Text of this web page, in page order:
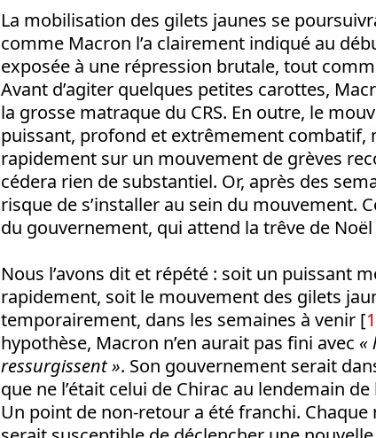
La mobilisation des gilets jaunes se
comme Macron l’a clairement indiqué au
exposée à une répression brutale, tout
Avant d’agiter quelques petites carottes,
la grosse matraque du CRS. En outre, le
puissant, profond et extrêmement combatif,
rapidement sur un mouvement de grèves
cédera rien de substantiel. Or, après des
risque de s’installer au sein du mouvement.
du gouvernement, qui attend la trêve de
Nous l’avons dit et répété : soit un puissant
rapidement, soit le mouvement des gilets
temporairement, dans les semaines à venir [1
hypothèse, Macron n’en aurait pas fini avec «
ressurgissent ». Son gouvernement serait
que ne l’était celui de Chirac au lendemain
Un point de non-retour a été franchi.